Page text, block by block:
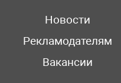
Новости
Рекламодателям
Вакансии